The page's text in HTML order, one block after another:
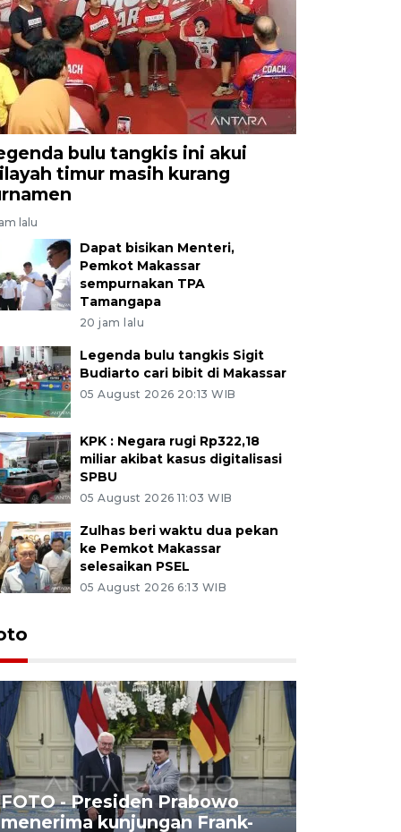
bulu tangkis ini akui
timur masih kurang
lalu
Dapat bisikan Menteri,
Pemkot Makassar
sempurnakan TPA
Tamangapa
20 jam lalu
Legenda bulu tangkis Sigit
Budiarto cari bibit di Makassar
05 August 2026 20:13 WIB
KPK : Negara rugi Rp322,18
miliar akibat kasus digitalisasi
SPBU
05 August 2026 11:03 WIB
Zulhas beri waktu dua pekan
ke Pemkot Makassar
selesaikan PSEL
05 August 2026 6:13 WIB
FOTO - Presiden Prabowo
menerima kunjungan Frank-